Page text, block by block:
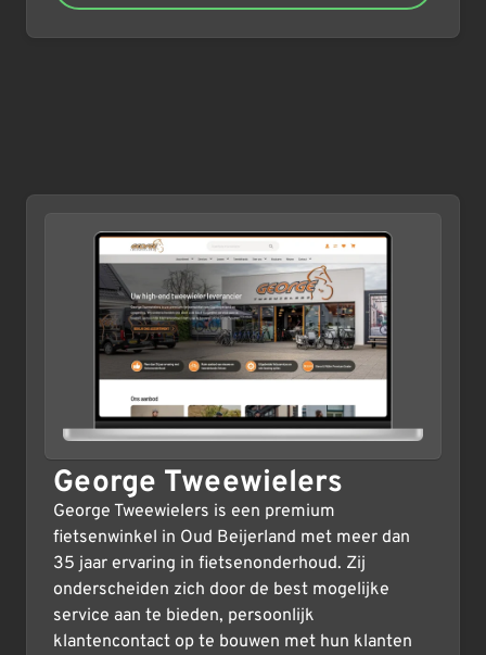
George Tweewielers
George Tweewielers is een premium
fietsenwinkel in Oud Beijerland met meer dan
35 jaar ervaring in fietsenonderhoud. Zij
onderscheiden zich door de best mogelijke
service aan te bieden, persoonlijk
klantencontact op te bouwen met hun klanten